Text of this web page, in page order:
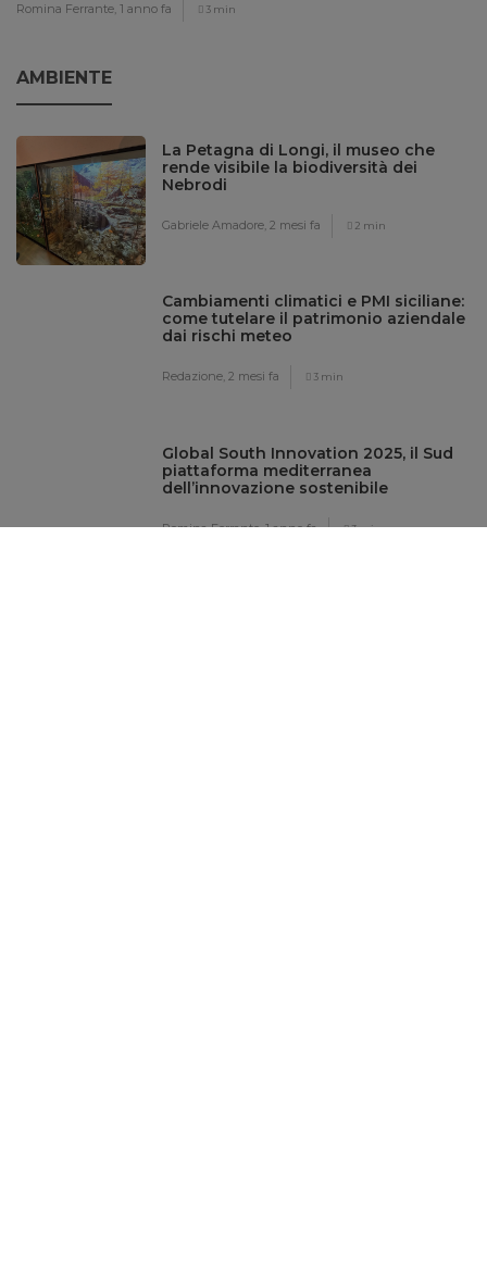
Romina Ferrante, 1 anno fa 3 min
AMBIENTE
La Petagna di Longi, il museo che
rende visibile la biodiversità dei
Nebrodi
Gabriele Amadore,2 mesi fa 2 min
Cambiamenti climatici e PMI siciliane:
come tutelare il patrimonio aziendale
dai rischi meteo
Redazione,2 mesi fa 3 min
Global South Innovation 2025, il Sud
piattaforma mediterranea
dell’innovazione sostenibile
Romina Ferrante,1 anno fa 3 min